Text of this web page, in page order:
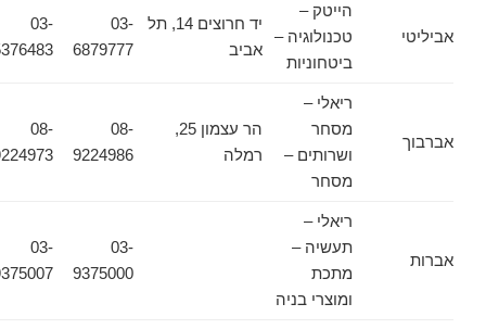
אביליטי
הייטק –
טכנולוגיה –
ביטחוניות
יד חרוצים 14, תל
אביב
03-
6879777
03-
5376483
אברבוך
ריאלי –
מסחר
ושרותים –
מסחר
הר עצמון 25,
רמלה
08-
9224986
08-
9224973
אברות
ריאלי –
תעשיה –
מתכת
ומוצרי בניה
03-
9375000
03-
9375007